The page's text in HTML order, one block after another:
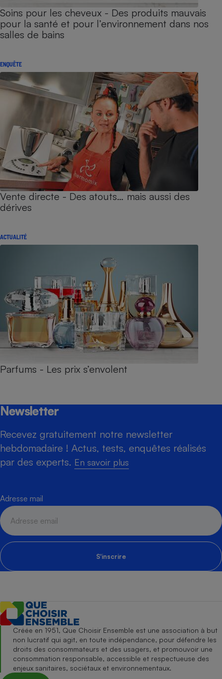
Soins pour les cheveux - Des produits mauvais
pour la santé et pour l’environnement dans nos
salles de bains
ENQUÊTE
Vente directe - Des atouts… mais aussi des
dérives
ACTUALITÉ
Parfums - Les prix s’envolent
Newsletter
Recevez gratuitement notre newsletter
hebdomadaire ! Actus, tests, enquêtes réalisés
par des experts. En savoir plus
Adresse mail
S'inscrire
Créée en 1951, Que Choisir Ensemble est une association à but
non lucratif qui agit, en toute indépendance, pour défendre les
droits des consommateurs et des usagers, et promouvoir une
consommation responsable, accessible et respectueuse des
enjeux sanitaires, sociétaux et environnementaux.